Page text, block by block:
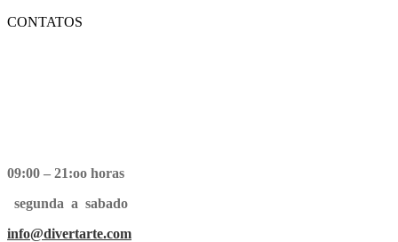
CONTATOS
09:00 – 21:oo horas
segunda a sabado
info@divertarte.com